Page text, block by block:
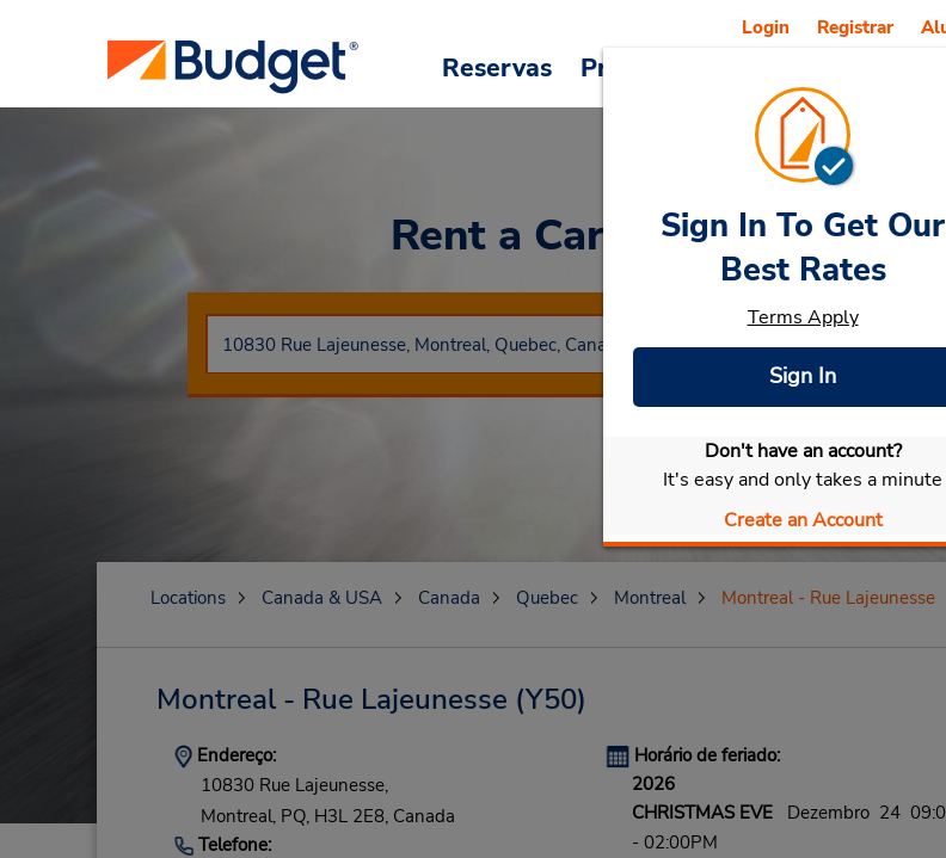
Reservas Promoções Veículos e
Login Registrar
Rent a Car at Montreal -
Selecionar meu carro
Sign In To Get Our
Best Rates
Terms Apply
Sign In
Don't have an account?
It's easy and only takes a minute
Create an Account
Locations Canada & USA Canada Quebec Montreal Montreal - Rue Lajeunesse
Montreal - Rue Lajeunesse (Y50)
Endereço:
10830 Rue Lajeunesse,
Montreal, PQ, H3L 2E8, Canada
Telefone:
Horário de feriado:
2026
CHRISTMAS EVEDezembro 24
- 02:00PM